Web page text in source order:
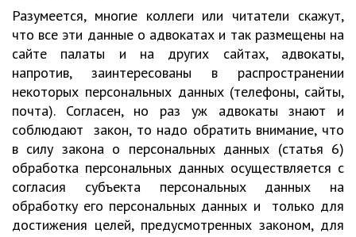
Разумеется, многие коллеги или читатели скажут,
что все эти данные о адвокатах и так размещены на
сайте палаты и на других сайтах, адвокаты,
напротив, заинтересованы в распространении
некоторых персональных данных (телефоны, сайты,
почта). Согласен, но раз уж адвокаты знают и
соблюдают закон, то надо обратить внимание, что
в силу закона о персональных данных (статья 6)
обработка персональных данных осуществляется с
согласия субъекта персональных данных на
обработку его персональных данных и только для
достижения целей, предусмотренных законом, для